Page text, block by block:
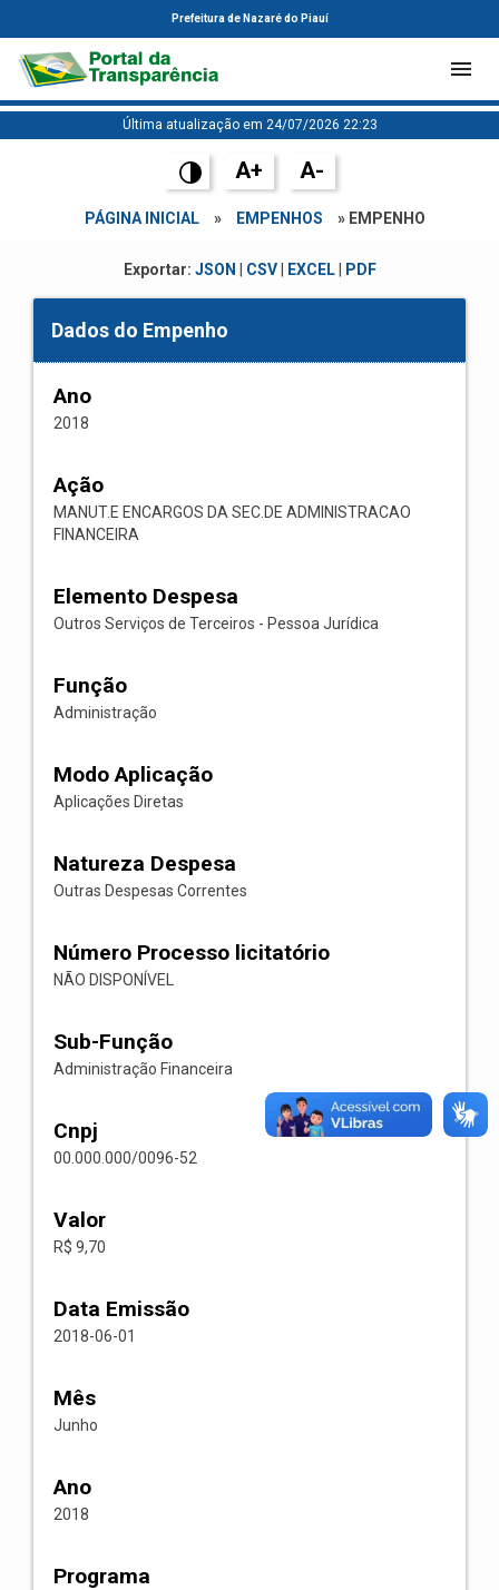
Prefeitura de Nazaré do Piauí
Última atualização em 24/07/2026 22:23
A+ A-
PÁGINA INICIAL » EMPENHOS » EMPENHO
Exportar: JSON CSV| EXCEL| PDF
Dados do Empenho
Ano
2018
Ação
MANUT.E ENCARGOS DA SEC.DE ADMINISTRACAO
FINANCEIRA
Elemento Despesa
Outros Serviços de Terceiros - Pessoa Jurídica
Função
Administração
Modo Aplicação
Aplicações Diretas
Natureza Despesa
Outras Despesas Correntes
Número Processo licitatório
NÃO DISPONÍVEL
Sub-Função
Administração Financeira
Cnpj
00.000.000/0096-52
Valor
R$ 9,70
Data Emissão
2018-06-01
Mês
Junho
Ano
2018
Programa